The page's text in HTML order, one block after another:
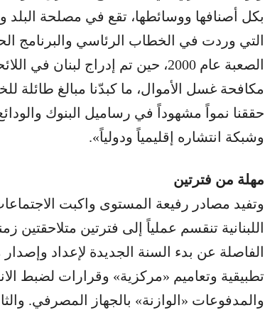
بكل أصنافها ووسائطها، تقع في مصلحة البلد
التي وردت في الخطاب الرئاسي والبرنامج
الصعبة عام 2000، حين تم إدراج
مكافحة غسل الأموال، ما كبدّنا مبالغ طائلة
حققنا نمواً مشهوداً في رساميل البنوك
وشبكة انتشاره إقليمياً ودولياً».
مهلة من فترتين
وتفيد مصادر رفيعة المستوى واكبت
اللبنانية تنقسم عملياً إلى فترتين متلاحقتين
الفاصلة عن بدء السنة الجديدة لإعداد
تطبيقية وتعاميم «مركزية» وقرارات لضبط
والمدفوعات «الوازنة» بالجهاز المصرفي.